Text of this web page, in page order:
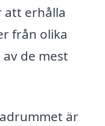
att erhålla
från olika
de mest
är